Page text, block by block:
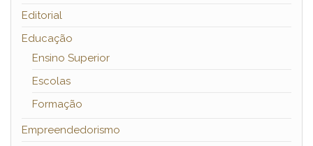
Editorial
Educação
Ensino Superior
Escolas
Formação
Empreendedorismo